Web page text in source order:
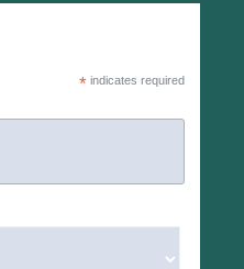
*indicates required